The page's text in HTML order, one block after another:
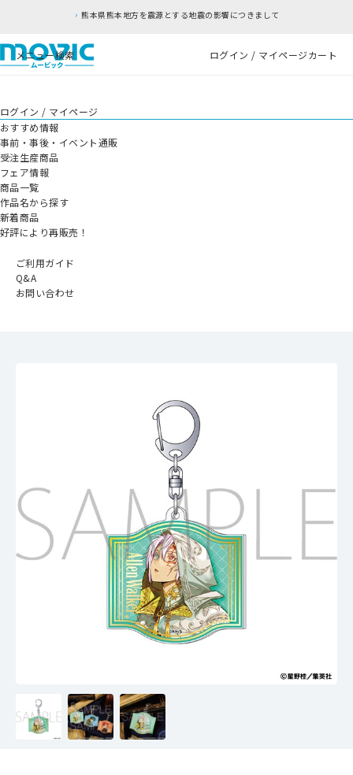
熊本県熊本地方を震源とする地震の影響につきまして
メニュー検索 ログイン / マイページカート
ログイン / マイページ
おすすめ情報
事前・事後・イベント通販
受注生産商品
フェア情報
商品一覧
作品名から探す
新着商品
好評により再販売！
ご利用ガイド
Q&A
お問い合わせ